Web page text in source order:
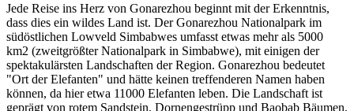
Jede Reise ins Herz von Gonarezhou beginnt mit der Erkenntnis,
dass dies ein wildes Land ist. Der Gonarezhou Nationalpark im
südöstlichen Lowveld Simbabwes umfasst etwas mehr als 5000
km2 (zweitgrößter Nationalpark in Simbabwe), mit einigen der
spektakulärsten Landschaften der Region. Gonarezhou bedeutet
"Ort der Elefanten" und hätte keinen treffenderen Namen haben
können, da hier etwa 11000 Elefanten leben. Die Landschaft ist
geprägt von rotem Sandstein, Dornengestrüpp und Baobab Bäumen.